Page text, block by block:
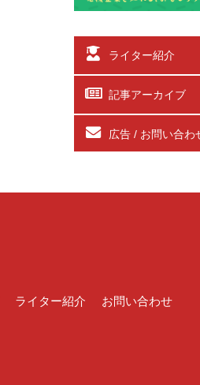
ライター紹介
記事アーカイブ
広告 / お問い合わ
ライター紹介 お問い合わせ